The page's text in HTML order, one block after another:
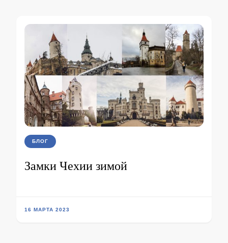
БЛОГ
Замки Чехии зимой
16 МАРТА 2023